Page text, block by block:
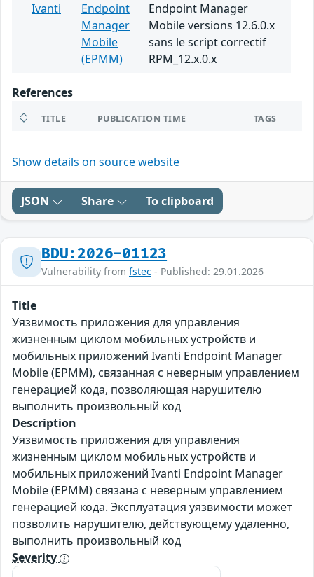
Ivanti
Endpoint
Manager
Mobile
(EPMM)
Endpoint Manager
Mobile versions 12.6.0.x
sans le script correctif
RPM_12.x.0.x
References
TITLE PUBLICATION TIME TAGS
Show details on source website
JSON Share To clipboard
BDU:2026-01123
Vulnerability from fstec - Published: 29.01.2026
Title
Уязвимость приложения для управления
жизненным циклом мобильных устройств и
мобильных приложений Ivanti Endpoint Manager
Mobile (EPMM), связанная с неверным управлением
генерацией кода, позволяющая нарушителю
выполнить произвольный код
Description
Уязвимость приложения для управления
жизненным циклом мобильных устройств и
мобильных приложений Ivanti Endpoint Manager
Mobile (EPMM) связана с неверным управлением
генерацией кода. Эксплуатация уязвимости может
позволить нарушителю, действующему удаленно,
выполнить произвольный код
Severity